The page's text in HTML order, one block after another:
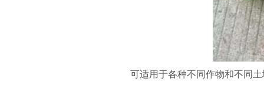
可适用于各种不同作物和不同